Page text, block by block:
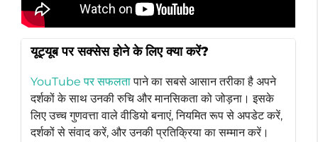
यूट्यूब पर सक्सेस होने के लिए क्या करें?
YouTube पर सफलतापाने का सबसे आसान तरीका है अपने
दर्शकों के साथ उनकी रुचि और मानसिकता को जोड़ना। इसके
लिए उच्च गुणवत्ता वाले वीडियो बनाएं, नियमित रूप से अपडेट करें,
दर्शकों से संवाद करें, और उनकी प्रतिक्रिया का सम्मान करें।